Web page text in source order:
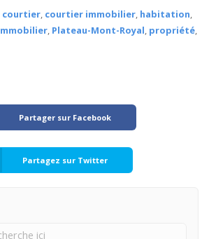
courtier, courtier immobilier, habitation,
, Plateau-Mont-Royal, propriété,
Partager sur Facebook
Partagez sur Twitter